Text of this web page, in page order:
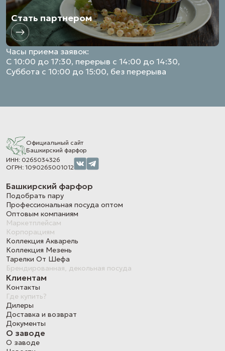
Стать партнером
Часы приема заявок:
С 10:00 до 17:30, перерыв с 14:00 до 14:30,
Суббота с 10:00 до 15:00, без перерыва
Официальный сайт
Башкирский фарфор
ИНН: 0265034326
ОГРН: 1090265001012
Башкирский фарфор
Подобрать пару
Профессиональная посуда оптом
Оптовым компаниям
Маркетплейсам
Корпорациям
Коллекция Акварель
Коллекция Мезень
Тарелки От Шефа
Брендированная, декольная посуда
Клиентам
Контакты
Где купить?
Дилеры
Доставка и возврат
Документы
О заводе
О заводе